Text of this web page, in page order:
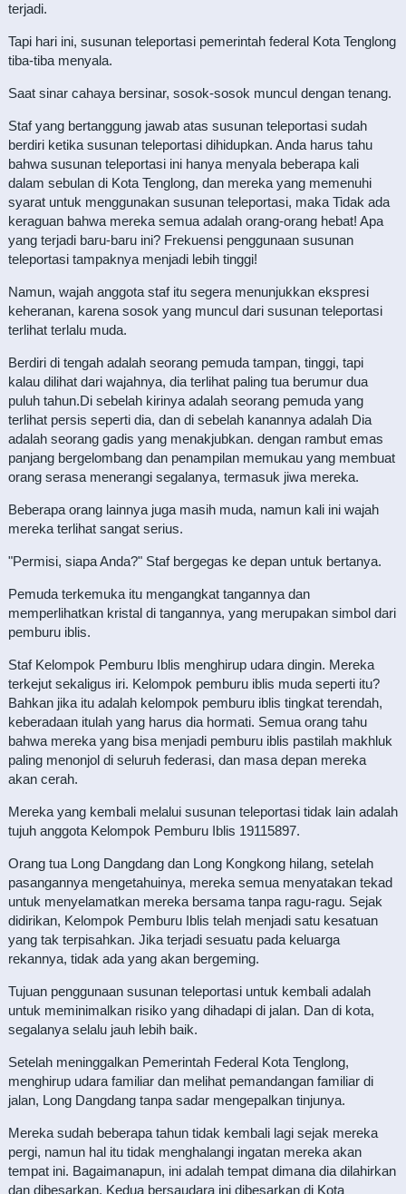
terjadi.
Tapi hari ini, susunan teleportasi pemerintah federal Kota Tenglong
tiba-tiba menyala.
Saat sinar cahaya bersinar, sosok-sosok muncul dengan tenang.
Staf yang bertanggung jawab atas susunan teleportasi sudah
berdiri ketika susunan teleportasi dihidupkan. Anda harus tahu
bahwa susunan teleportasi ini hanya menyala beberapa kali
dalam sebulan di Kota Tenglong, dan mereka yang memenuhi
syarat untuk menggunakan susunan teleportasi, maka Tidak ada
keraguan bahwa mereka semua adalah orang-orang hebat! Apa
yang terjadi baru-baru ini? Frekuensi penggunaan susunan
teleportasi tampaknya menjadi lebih tinggi!
Namun, wajah anggota staf itu segera menunjukkan ekspresi
keheranan, karena sosok yang muncul dari susunan teleportasi
terlihat terlalu muda.
Berdiri di tengah adalah seorang pemuda tampan, tinggi, tapi
kalau dilihat dari wajahnya, dia terlihat paling tua berumur dua
puluh tahun.Di sebelah kirinya adalah seorang pemuda yang
terlihat persis seperti dia, dan di sebelah kanannya adalah Dia
adalah seorang gadis yang menakjubkan. dengan rambut emas
panjang bergelombang dan penampilan memukau yang membuat
orang serasa menerangi segalanya, termasuk jiwa mereka.
Beberapa orang lainnya juga masih muda, namun kali ini wajah
mereka terlihat sangat serius.
"Permisi, siapa Anda?" Staf bergegas ke depan untuk bertanya.
Pemuda terkemuka itu mengangkat tangannya dan
memperlihatkan kristal di tangannya, yang merupakan simbol dari
pemburu iblis.
Staf Kelompok Pemburu Iblis menghirup udara dingin. Mereka
terkejut sekaligus iri. Kelompok pemburu iblis muda seperti itu?
Bahkan jika itu adalah kelompok pemburu iblis tingkat terendah,
keberadaan itulah yang harus dia hormati. Semua orang tahu
bahwa mereka yang bisa menjadi pemburu iblis pastilah makhluk
paling menonjol di seluruh federasi, dan masa depan mereka
akan cerah.
Mereka yang kembali melalui susunan teleportasi tidak lain adalah
tujuh anggota Kelompok Pemburu Iblis 19115897.
Orang tua Long Dangdang dan Long Kongkong hilang, setelah
pasangannya mengetahuinya, mereka semua menyatakan tekad
untuk menyelamatkan mereka bersama tanpa ragu-ragu. Sejak
didirikan, Kelompok Pemburu Iblis telah menjadi satu kesatuan
yang tak terpisahkan. Jika terjadi sesuatu pada keluarga
rekannya, tidak ada yang akan bergeming.
Tujuan penggunaan susunan teleportasi untuk kembali adalah
untuk meminimalkan risiko yang dihadapi di jalan. Dan di kota,
segalanya selalu jauh lebih baik.
Setelah meninggalkan Pemerintah Federal Kota Tenglong,
menghirup udara familiar dan melihat pemandangan familiar di
jalan, Long Dangdang tanpa sadar mengepalkan tinjunya.
Mereka sudah beberapa tahun tidak kembali lagi sejak mereka
pergi, namun hal itu tidak menghalangi ingatan mereka akan
tempat ini. Bagaimanapun, ini adalah tempat dimana dia dilahirkan
dan dibesarkan. Kedua bersaudara ini dibesarkan di Kota